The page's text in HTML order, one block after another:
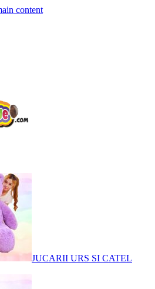
content
JUCARII URS SI CATEL